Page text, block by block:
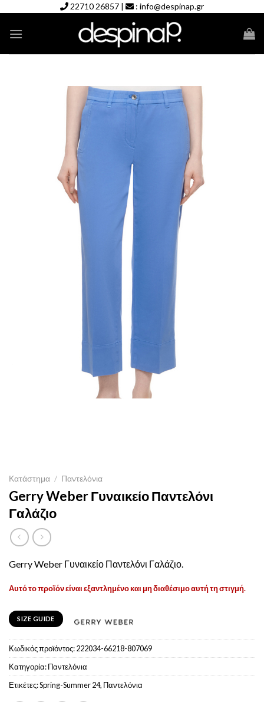
content
22710 26857 | : info@despinap.gr
Κατάστημα / Παντελόνια
Gerry Weber Γυναικείο Παντελόνι
Γαλάζιο
Gerry Weber Γυναικείο Παντελόνι Γαλάζιο.
Αυτό το προϊόν είναι εξαντλημένο και μη διαθέσιμο αυτή τη στιγμή.
SIZE GUIDE
Κωδικός προϊόντος:222034-66218-807069
Κατηγορία:Παντελόνια
Ετικέτες:Spring-Summer 24, Παντελόνια